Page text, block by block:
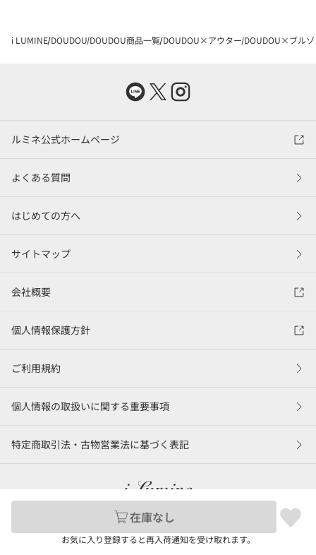
在庫なし
お気に入り登録すると再入荷通知を受け取れます。
i LUMINE DOUDOU DOUDOU商品一覧 DOUDOU×アウター DOUDOU×ブル
ルミネ公式ホームページ
よくある質問
はじめての方へ
サイトマップ
会社概要
個人情報保護方針
ご利用規約
個人情報の取扱いに関する重要事項
特定商取引法・古物営業法に基づく表記
©LUMINE Co., Ltd.